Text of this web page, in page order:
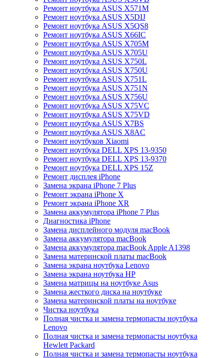
Ремонт ноутбука ASUS X571M
Ремонт ноутбука ASUS X5DIJ
Ремонт ноутбука ASUS X5QS8
Ремонт ноутбука ASUS X66IC
Ремонт ноутбука ASUS X705M
Ремонт ноутбука ASUS X705U
Ремонт ноутбука ASUS X750L
Ремонт ноутбука ASUS X750U
Ремонт ноутбука ASUS X751L
Ремонт ноутбука ASUS X751N
Ремонт ноутбука ASUS X756U
Ремонт ноутбука ASUS X75VC
Ремонт ноутбука ASUS X75VD
Ремонт ноутбука ASUS X7BS
Ремонт ноутбука ASUS X8AC
Ремонт ноутбуков Xiaomi
Ремонт ноутбука DELL XPS 13-9350
Ремонт ноутбука DELL XPS 13-9370
Ремонт ноутбука DELL XPS 15Z
Ремонт дисплея iPhone
Замена экрана iPhone 7 Plus
Ремонт экрана iPhone X
Ремонт экрана iPhone XR
Замена аккумулятора iPhone 7 Plus
Диагностика iPhone
Замена дисплейного модуля macBook
Замена аккумулятора macBook
Замена аккумулятора macBook Apple A1398
Замена материнской платы macBook
Замена экрана ноутбука Lenovo
Замена экрана ноутбука HP
Замена матрицы на ноутбуке Asus
Замена жесткого диска на ноутбуке
Замена материнской платы на ноутбуке
Чистка ноутбука
Полная чистка и замена термопасты ноутбука
Lenovo
Полная чистка и замена термопасты ноутбука
Hewlett Packard
Полная чистка и замена термопасты ноутбука